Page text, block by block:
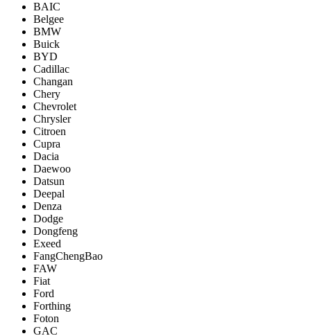
BAIC
Belgee
BMW
Buick
BYD
Cadillac
Changan
Chery
Chevrolet
Chrysler
Citroen
Cupra
Dacia
Daewoo
Datsun
Deepal
Denza
Dodge
Dongfeng
Exeed
FangChengBao
FAW
Fiat
Ford
Forthing
Foton
GAC